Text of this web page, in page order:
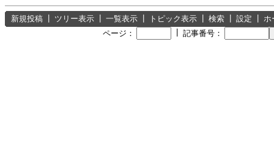
新規投稿 ツリー表示 一覧表示 トピック表示 検索 設定
ホ
ページ：
記事番号：